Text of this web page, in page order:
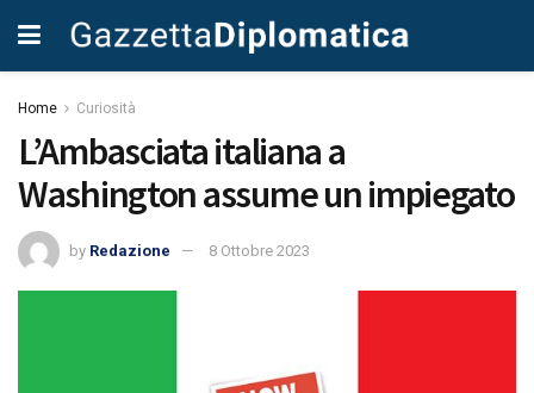
Home Curiosità
L’Ambasciata italiana a
Washington assume un impiegato
by Redazione 8 Ottobre 2023